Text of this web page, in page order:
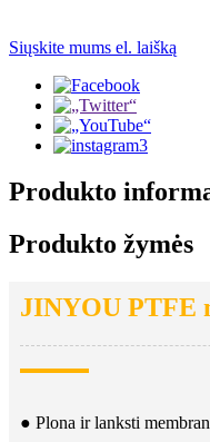
Siųskite mums el. laišką
Produkto
Produkto žymės
JINYOU PTFE
● Plona ir lanksti